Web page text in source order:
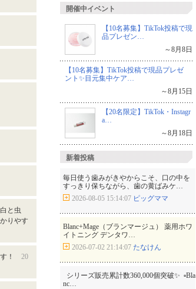
と虫
りやす
す！ 20
開催中イベント
【10名募集】TikTok投稿で現
品プレゼン…
～8月8日
【10名募集】TikTok投稿で現品プレゼ
ント✨目元集中ケア…
～8月15日
【20名限定】TikTok・Instagr
a…
～8月18日
新着投稿
毎日使う歯みがきやからこそ、口の中を
すっきり保ちながら、歯の黄ばみケ…
2026-08-05 15:14:07 ピッグママ
Blanc+Mage（ブランマージュ） 薬用ホワ
イトニング デンタワ…
2026-07-02 21:14:07 たなけん
⁡ ⁡ シリーズ販売累計数360,000個突破✨ ⁡ ▫️Bla
nc…